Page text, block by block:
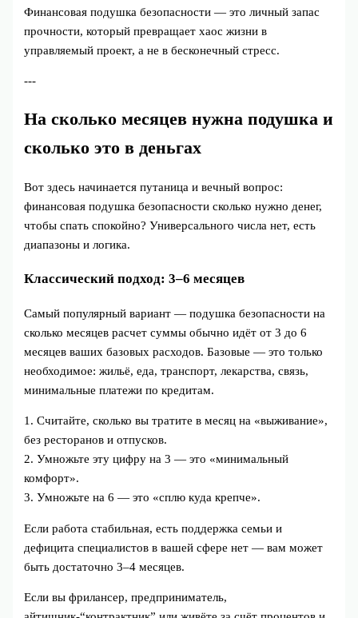
Финансовая подушка безопасности — это личный запас
прочности, который превращает хаос жизни в
управляемый проект, а не в бесконечный стресс.
---
На сколько месяцев нужна подушка и
сколько это в деньгах
Вот здесь начинается путаница и вечный вопрос:
финансовая подушка безопасности сколько нужно денег,
чтобы спать спокойно? Универсального числа нет, есть
диапазоны и логика.
Классический подход: 3–6 месяцев
Самый популярный вариант — подушка безопасности на
сколько месяцев расчет суммы обычно идёт от 3 до 6
месяцев ваших базовых расходов. Базовые — это только
необходимое: жильё, еда, транспорт, лекарства, связь,
минимальные платежи по кредитам.
1. Считайте, сколько вы тратите в месяц на «выживание»,
без ресторанов и отпусков.
2. Умножьте эту цифру на 3 — это «минимальный
комфорт».
3. Умножьте на 6 — это «сплю куда крепче».
Если работа стабильная, есть поддержка семьи и
дефицита специалистов в вашей сфере нет — вам может
быть достаточно 3–4 месяцев.
Если вы фрилансер, предприниматель,